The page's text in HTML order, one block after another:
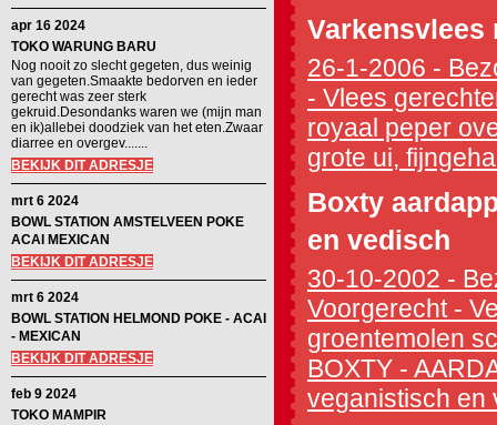
apr 16 2024
TOKO WARUNG BARU
Nog nooit zo slecht gegeten, dus weinig
van gegeten.Smaakte bedorven en ieder
gerecht was zeer sterk
gekruid.Desondanks waren we (mijn man
en ik)allebei doodziek van het eten.Zwaar
diarree en overgev.......
BEKIJK DIT ADRESJE
mrt 6 2024
BOWL STATION AMSTELVEEN POKE
ACAI MEXICAN
BEKIJK DIT ADRESJE
mrt 6 2024
BOWL STATION HELMOND POKE - ACAI
- MEXICAN
BEKIJK DIT ADRESJE
feb 9 2024
TOKO MAMPIR
Varkensvlees
26-1-2006 -
- Vlees
royaal peper
grote ui,
Boxty
en vedisch
30-10-2002 -
Voorgerecht -
groentemolen
BOXTY -
veganistisch en